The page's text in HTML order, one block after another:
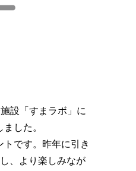
設「すまラボ」に
した。
です。昨年に引き
、より楽しみなが